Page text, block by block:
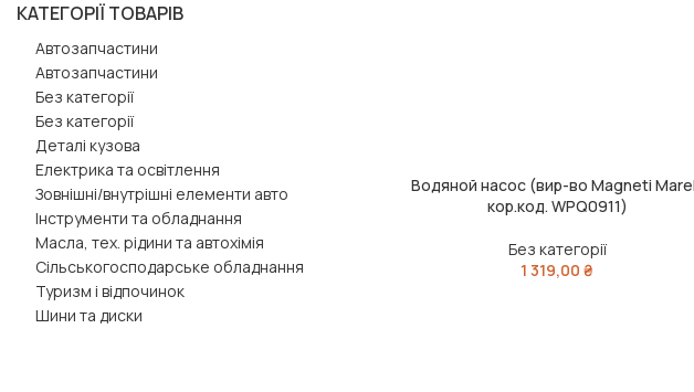
КАТЕГОРІЇ ТОВАРІВ
Автозапчастини
Автозапчастини
Без категорії
Без категорії
Деталі кузова
Електрика та освітлення
Зовнішні/внутрішні елементи авто
Інструменти та обладнання
Масла, тех. рідини та автохімія
Сільськогосподарське обладнання
Туризм і відпочинок
Шини та диски
ЧИТАТИ ДАЛІ
Водяной насос (вир-во Magneti
кор.код. WPQ0911)
Без категорії
1 319,00₴